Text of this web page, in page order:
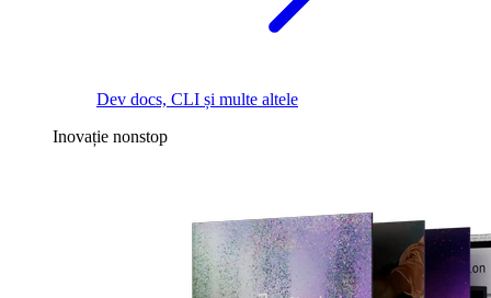
Dev docs, CLI și multe altele
Inovație nonstop